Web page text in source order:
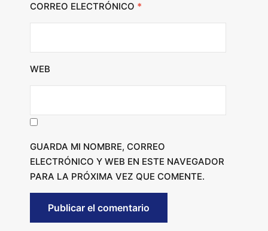
CORREO ELECTRÓNICO *
WEB
GUARDA MI NOMBRE, CORREO
ELECTRÓNICO Y WEB EN ESTE NAVEGADOR
PARA LA PRÓXIMA VEZ QUE COMENTE.